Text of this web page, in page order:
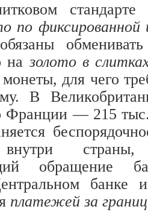
по фиксированной
назолото в
для чего
В
Франции — 215
обращение
платежей за